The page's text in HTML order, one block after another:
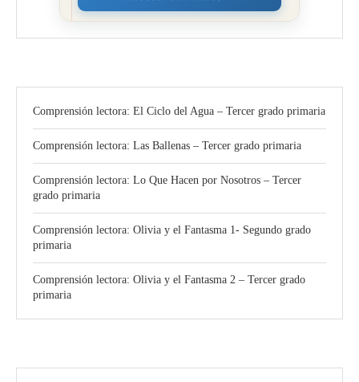
Comprensión lectora: El Ciclo del Agua – Tercer grado primaria
Comprensión lectora: Las Ballenas – Tercer grado primaria
Comprensión lectora: Lo Que Hacen por Nosotros – Tercer
grado primaria
Comprensión lectora: Olivia y el Fantasma 1- Segundo grado
primaria
Comprensión lectora: Olivia y el Fantasma 2 – Tercer grado
primaria